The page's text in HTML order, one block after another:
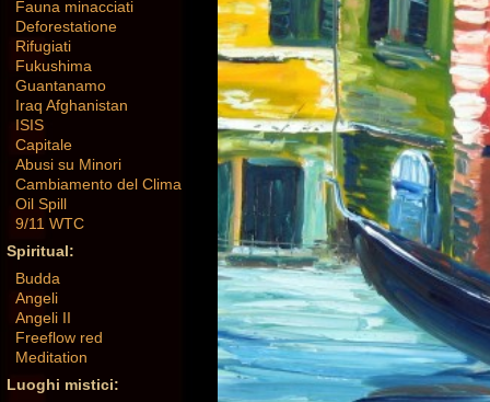
Fauna minacciati
Deforestatione
Rifugiati
Fukushima
Guantanamo
Iraq Afghanistan
ISIS
Capitale
Abusi su Minori
Cambiamento del Clima
Oil Spill
9/11 WTC
Spiritual:
Budda
Angeli
Angeli II
Freeflow red
Meditation
Luoghi mistici: